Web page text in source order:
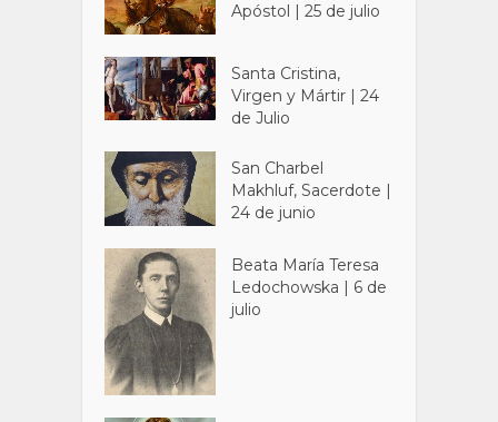
Apóstol | 25 de julio
Santa Cristina,
Virgen y Mártir | 24
de Julio
San Charbel
Makhluf, Sacerdote |
24 de junio
Beata María Teresa
Ledochowska | 6 de
julio